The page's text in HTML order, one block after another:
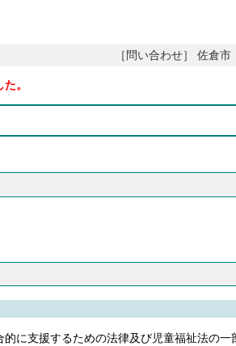
［問い合わせ］ 佐倉
。
に支援するための法律及び児童福祉法の